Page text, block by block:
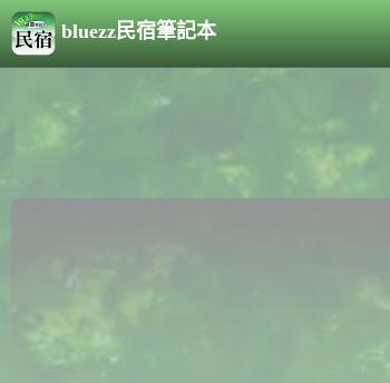
bluezz民宿筆記本